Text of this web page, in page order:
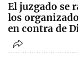
El juzgado se
los
en contra de